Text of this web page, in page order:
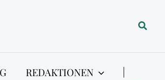
Sök
REDAKTIONEN